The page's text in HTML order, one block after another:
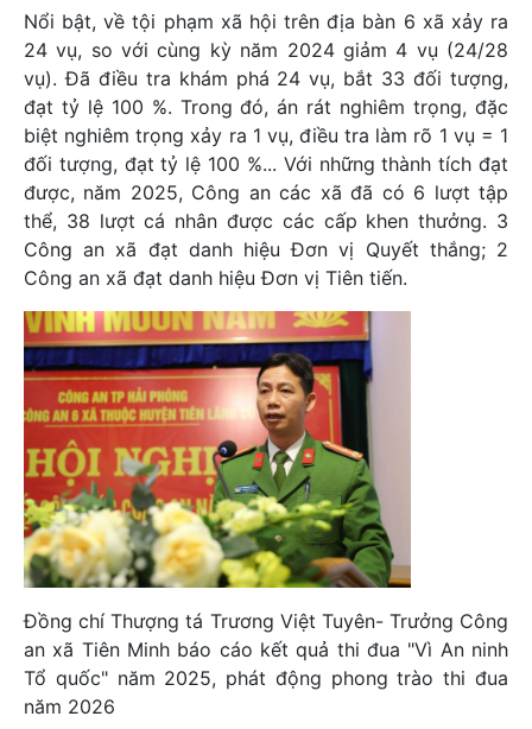
Nổi bật, về tội phạm xã hội trên địa bàn 6 xã xảy ra
24 vụ, so với cùng kỳ năm 2024 giảm 4 vụ (24/28
vụ). Đã điều tra khám phá 24 vụ, bắt 33 đối tượng,
đạt tỷ lệ 100 %. Trong đó, án rát nghiêm trọng, đặc
biệt nghiêm trọng xảy ra 1 vụ, điều tra làm rõ 1 vụ = 1
đối tượng, đạt tỷ lệ 100 %... Với những thành tích đạt
được, năm 2025, Công an các xã đã có 6 lượt tập
thể, 38 lượt cá nhân được các cấp khen thưởng. 3
Công an xã đạt danh hiệu Đơn vị Quyết thắng; 2
Công an xã đạt danh hiệu Đơn vị Tiên tiến.
Đồng chí Thượng tá Trương Việt Tuyên- Trưởng Công
an xã Tiên Minh báo cáo kết quả thi đua "Vì An ninh
Tổ quốc" năm 2025, phát động phong trào thi đua
năm 2026